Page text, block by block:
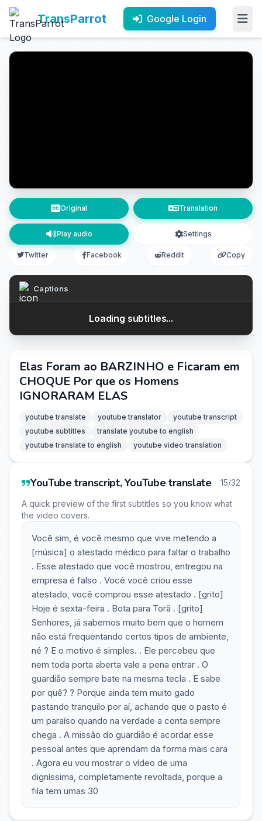
TransParrot Google Login
Original Translation
Play audio Settings
Twitter Facebook Reddit Copy
Captions
Loading subtitles...
Elas Foram ao BARZINHO e Ficaram em
CHOQUE Por que os Homens
IGNORARAM ELAS
youtube translate youtube translator
youtube transcript
youtube subtitles
translate youtube to english
youtube translate to english
youtube video translation
YouTube transcript, YouTube translate 15/32
A quick preview of the first subtitles so you know what
the video covers.
Você sim, é você mesmo que vive metendo a
[música] o atestado médico para faltar o trabalho
. Esse atestado que você mostrou, entregou na
empresa é falso . Você você criou esse
atestado, você comprou esse atestado . [grito]
Hoje é sexta-feira . Bota para Torã . [grito]
Senhores, já sabemos muito bem que o homem
não está frequentando certos tipos de ambiente,
né ? E o motivo é simples. . Ele percebeu que
nem toda porta aberta vale a pena entrar . O
guardião sempre bate na mesma tecla . E sabe
por quê? ? Porque ainda tem muito gado
pastando tranquilo por aí, achando que o pasto é
um paraíso quando na verdade a conta sempre
chega . A missão do guardião é acordar esse
pessoal antes que aprendam da forma mais cara
. Agora eu vou mostrar o vídeo de uma
digníssima, completamente revoltada, porque a
fila tem umas 30